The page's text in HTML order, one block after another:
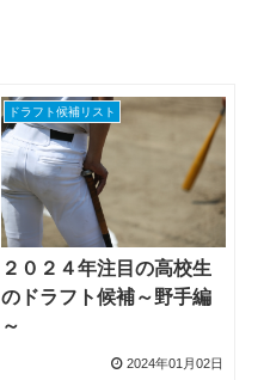
ドラフト候補リスト
２０２４年注目の高校生
のドラフト候補～野手編
～
2024年01月02日